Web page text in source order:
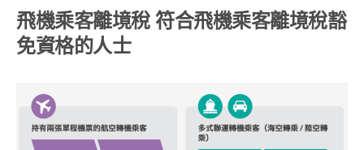
飛機乘客離境稅 符合飛機乘客離境稅豁
免資格的人士